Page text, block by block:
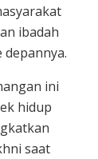
ibadah
depannya.
ini
hidup
saat